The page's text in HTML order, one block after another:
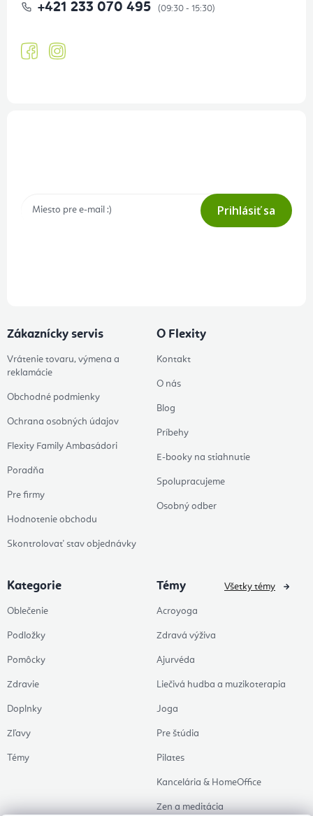
+421 233 070 495
Prihlásiť sa
Zákaznícky servis
Vrátenie tovaru, výmena a
reklamácie
Obchodné podmienky
Ochrana osobných údajov
Flexity Family Ambasádori
Poradňa
Pre firmy
Hodnotenie obchodu
Skontrolovať stav objednávky
O Flexity
Kontakt
O nás
Blog
Príbehy
E-booky na stiahnutie
Spolupracujeme
Osobný odber
Kategorie
Oblečenie
Podložky
Pomôcky
Zdravie
Doplnky
Zľavy
Témy
Témy
Acroyoga
Zdravá výživa
Ajurvéda
Liečivá hudba a muzikoterapia
Joga
Pre štúdia
Pilates
Kancelária & HomeOffice
Zen a meditácia
Všetky témy